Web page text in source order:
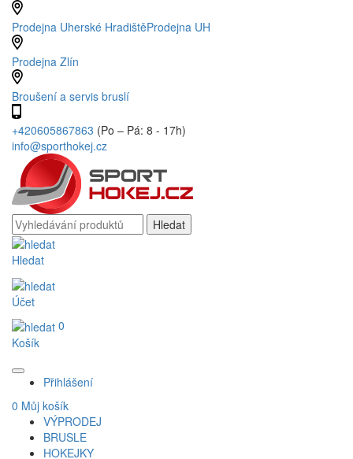
Prodejna Uherské HradištěProdejna UH
Prodejna Zlín
Broušení a servis bruslí
+420605867863 (Po – Pá: 8 - 17h)
info@sporthokej.cz
Hledat
Účet
0
Košík
Přihlášení
0 Můj košík
VÝPRODEJ
BRUSLE
HOKEJKY